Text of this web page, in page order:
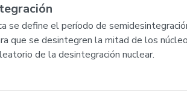
se define el período de
que se desintegren la mitad de los
de la desintegración nuclear.